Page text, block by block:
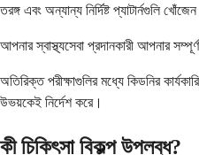
তরঙ্গ এবং অন্যান্য নির্দিষ্ট প্যাটার্নগুলি
আপনার স্বাস্থ্যসেবা প্রদানকারী আপনার
অতিরিক্ত পরীক্ষাগুলির মধ্যে কিডনির
উভয়কেই নির্দেশ করে।
কী চিকিৎসা বিকল্প উপলব্ধ?